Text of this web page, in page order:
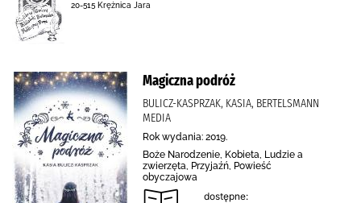
20-515 Krężnica Jara
Magiczna podróż
BULICZ-KASPRZAK, KASIA, BERTELSMANN
MEDIA
Rok wydania: 2019.
Boże Narodzenie, Kobieta, Ludzie a
zwierzęta, Przyjaźń, Powieść
obyczajowa
dostępne: